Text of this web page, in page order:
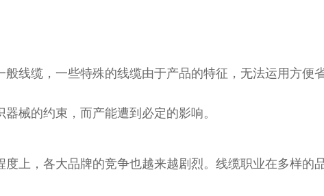
线缆，一些特殊的线缆由于产品的特征，无法运用方便
械的约束，而产能遭到必定的影响。
上，各大品牌的竞争也越来越剧烈。线缆职业在多样的